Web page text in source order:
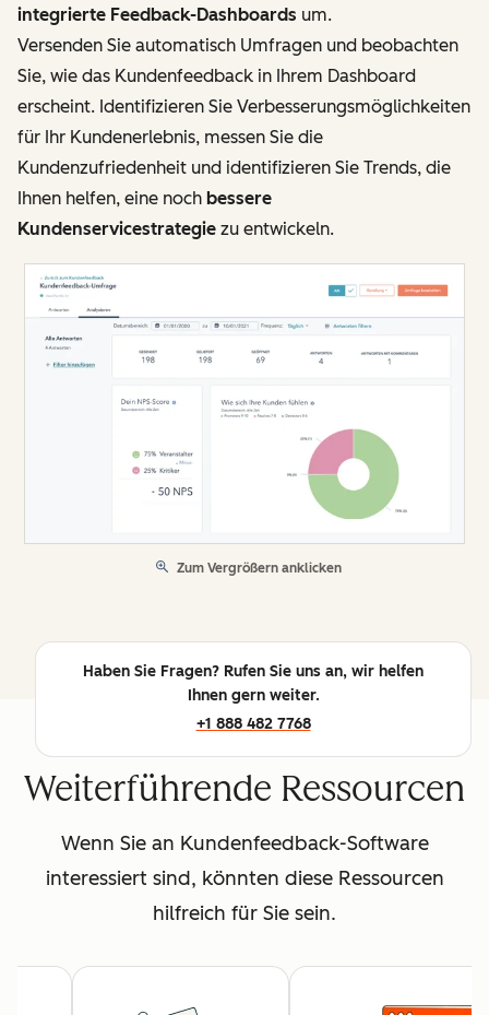
integrierte Feedback-Dashboards um.
Versenden Sie automatisch Umfragen und beobachten
Sie, wie das Kundenfeedback in Ihrem Dashboard
erscheint. Identifizieren Sie Verbesserungsmöglichkeiten
für Ihr Kundenerlebnis, messen Sie die
Kundenzufriedenheit und identifizieren Sie Trends, die
Ihnen helfen, eine noch bessere
Kundenservicestrategie zu entwickeln.
Zum Vergrößern anklicken
Haben Sie Fragen? Rufen Sie uns an, wir helfen
Ihnen gern weiter.
+1 888 482 7768
Weiterführende Ressourcen
Wenn Sie an Kundenfeedback-Software
interessiert sind, könnten diese Ressourcen
hilfreich für Sie sein.